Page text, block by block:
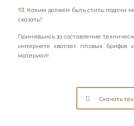
13. Каким должен быть стиль подачи
сказать?
Принявшись за составление
интернете хватает готовых брифов
материал!
Скачать